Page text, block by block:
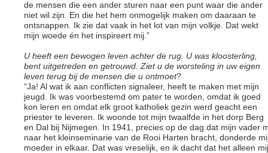
de mensen die een ander sturen naar een punt waar die ander
niet wil zijn. En die het hem onmogelijk maken om daaraan te
ontsnappen. Ik zie dat vaak in het lot van mijn volkje. Dat wekt
mijn woede én het inspireert mij.”
U heeft een bewogen leven achter de rug. U was kloosterling,
bent uitgetreden en getrouwd. Ziet u de worsteling in uw eigen
leven terug bij de mensen die u ontmoet?
“Ja! Al wat ik aan conflicten signaleer, heeft te maken met mijn
jeugd. Ik was voorbestemd om pater te worden, omdat ik goed
kon leren en omdat elk groot katholiek gezin werd geacht een
priester te leveren. Ik woonde tot mijn twaalfde in het dorp Berg
en Dal bij Nijmegen. In 1941, precies op de dag dat mijn vader
naar het kleinseminarie van de Rooi Harten bracht, donderde
moeder in elkaar. Dat was vreselijk, en ik dacht dat het alleen mij